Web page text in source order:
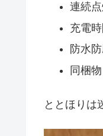
連続
充電
防水
同梱
ととほりは